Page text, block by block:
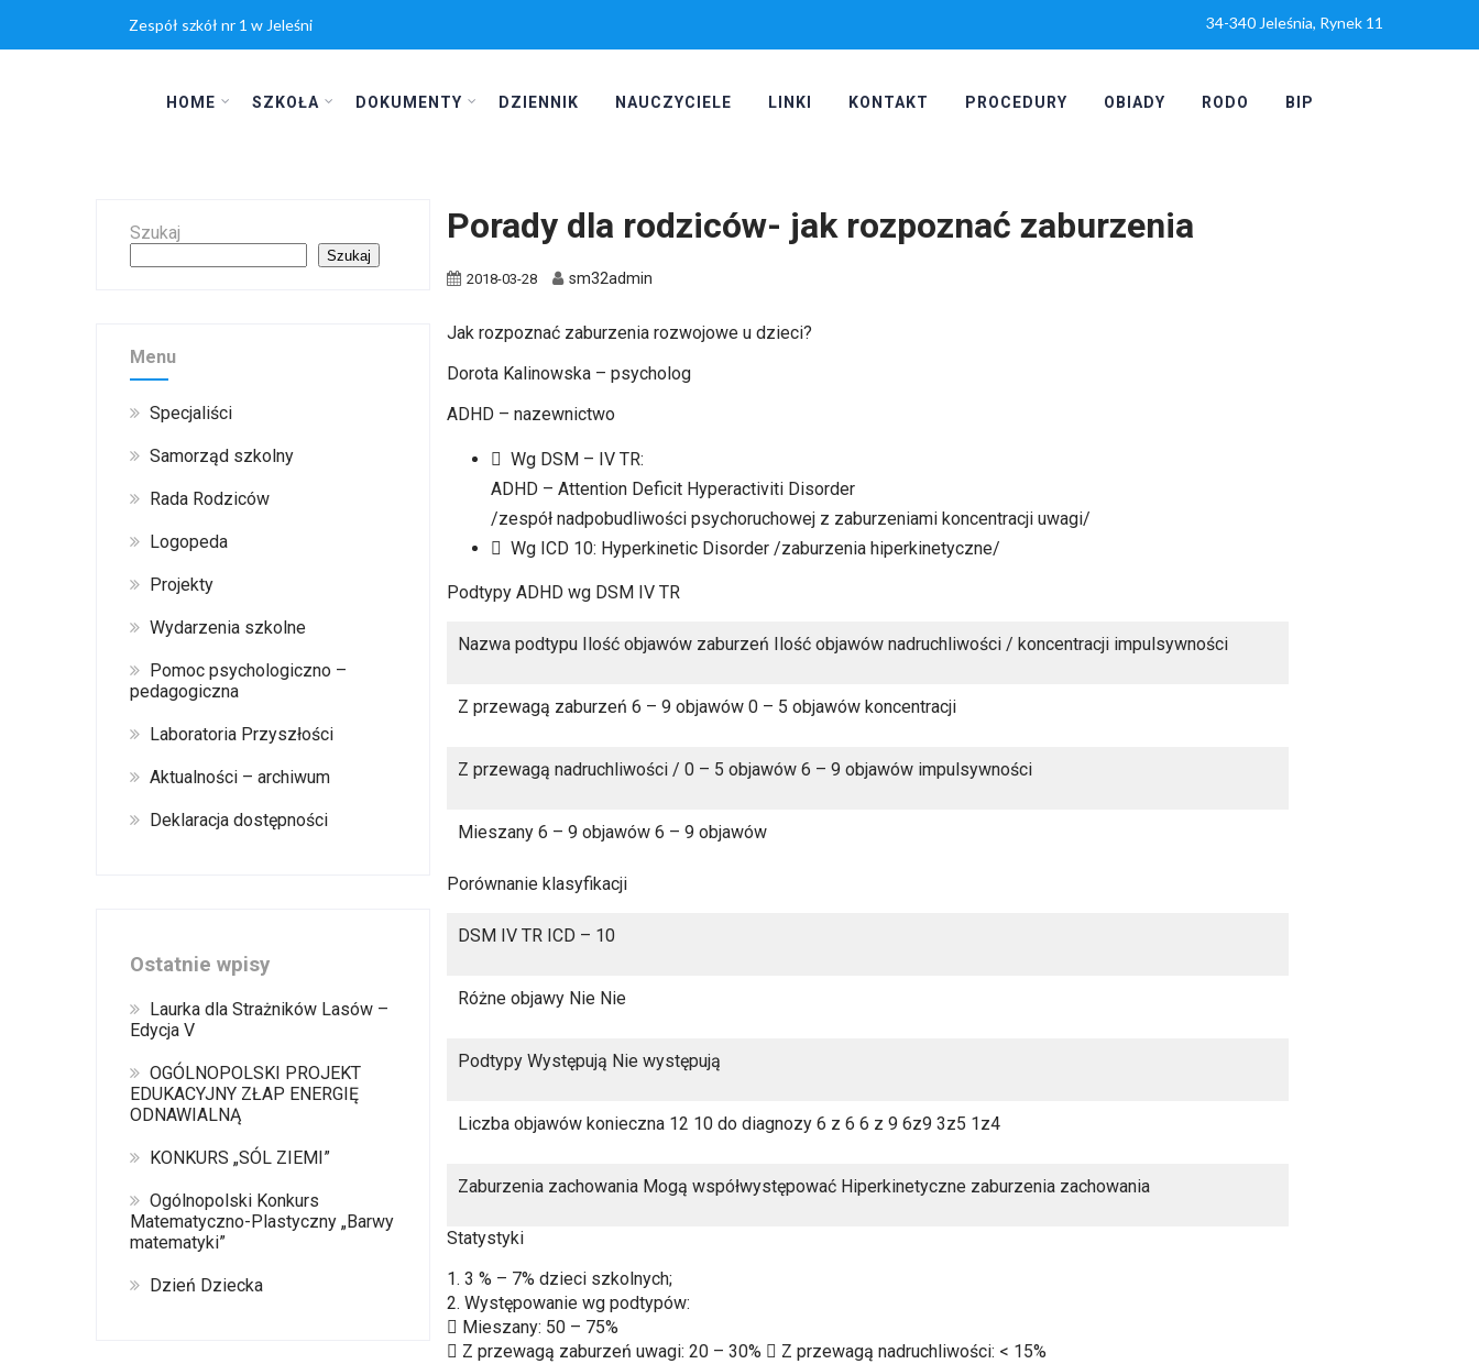
Zespół szkół nr 1 w Jeleśni 34-340 Jeleśnia, Rynek 11
HOME SZKOŁA DOKUMENTY DZIENNIK NAUCZYCIELE LINKI KONTAKT PROCEDURY OBIADY RODO BIP
Szukaj
Szukaj
Menu
Specjaliści
Samorząd szkolny
Rada Rodziców
Logopeda
Projekty
Wydarzenia szkolne
Pomoc psychologiczno –
pedagogiczna
Laboratoria Przyszłości
Aktualności – archiwum
Deklaracja dostępności
Ostatnie wpisy
Laurka dla Strażników Lasów –
Edycja V
OGÓLNOPOLSKI PROJEKT
EDUKACYJNY ZŁAP ENERGIĘ
ODNAWIALNĄ
KONKURS „SÓL ZIEMI”
Ogólnopolski Konkurs
Matematyczno-Plastyczny „Barwy
matematyki”
Dzień Dziecka
Porady dla rodziców- jak rozpoznać zaburzenia
2018-03-28 sm32admin
Jak rozpoznać zaburzenia rozwojowe u dzieci?
Dorota Kalinowska – psycholog
ADHD – nazewnictwo
 Wg DSM – IV TR:
ADHD – Attention Deficit Hyperactiviti Disorder
/zespół nadpobudliwości psychoruchowej z zaburzeniami koncentracji uwagi/
 Wg ICD 10: Hyperkinetic Disorder /zaburzenia hiperkinetyczne/
Podtypy ADHD wg DSM IV TR
Nazwa podtypu Ilość objawów zaburzeń Ilość objawów nadruchliwości / koncentracji impulsywności
Z przewagą zaburzeń 6 – 9 objawów 0 – 5 objawów koncentracji
Z przewagą nadruchliwości / 0 – 5 objawów 6 – 9 objawów impulsywności
Mieszany 6 – 9 objawów 6 – 9 objawów
Porównanie klasyfikacji
DSM IV TR ICD – 10
Różne objawy Nie Nie
Podtypy Występują Nie występują
Liczba objawów konieczna 12 10 do diagnozy 6 z 6 6 z 9 6z9 3z5 1z4
Zaburzenia zachowania Mogą współwystępować Hiperkinetyczne zaburzenia zachowania
Statystyki
1. 3 % – 7% dzieci szkolnych;
2. Występowanie wg podtypów:
 Mieszany: 50 – 75%
 Z przewagą zaburzeń uwagi: 20 – 30%  Z przewagą nadruchliwości: < 15%